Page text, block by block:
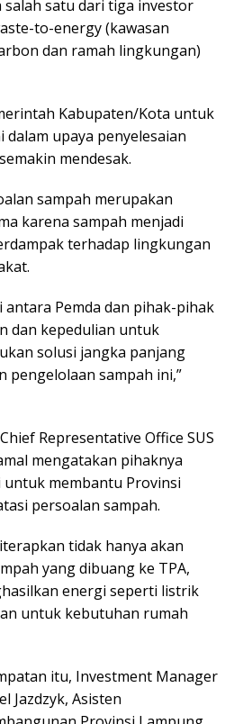
satu dari tiga investor
to-energy (kawasan
dan ramah lingkungan)
Kabupaten/Kota untuk
upaya penyelesaian
mendesak.
sampah merupakan
karena sampah menjadi
terhadap lingkungan
Pemda dan pihak-pihak
dan kepedulian untuk
solusi jangka panjang
pengelolaan sampah ini,”
Representative Office SUS
mengatakan pihaknya
membantu Provinsi
persoalan sampah.
tidak hanya akan
yang dibuang ke TPA,
energi seperti listrik
untuk kebutuhan rumah
itu, Investment Manager
Jazdzyk, Asisten